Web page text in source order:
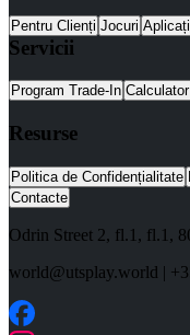
Pentru Clienți Jocuri
Servicii
Program Trade-In Calculator
Resurse
Politica de Confidențialitate
Contacte
Odrin Street 2, fl.1 , fl.1,
world@utsplay.world |